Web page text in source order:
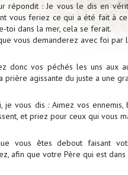
répondit : Je vous le dis en
vous feriez ce qui a été fait à
toi dans la mer, cela se ferait.
vous demanderez avec foi
donc vos péchés les uns aux
prière agissante du juste a une
je vous dis : Aimez vos
et priez pour ceux qui vous
vous êtes debout faisant
afin que votre Père qui est